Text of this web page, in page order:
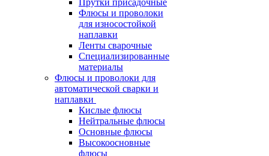
Прутки присадочные
Флюсы и проволоки
для износостойкой
наплавки
Ленты сварочные
Специализированные
материалы
Флюсы и проволоки для
автоматической сварки и
наплавки
Кислые флюсы
Нейтральные флюсы
Основные флюсы
Высокоосновные
флюсы